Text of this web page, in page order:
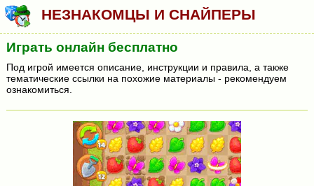
НЕЗНАКОМЦЫ И СНАЙПЕРЫ
Играть онлайн бесплатно
Под игрой имеется описание, инструкции и правила, а также
тематические ссылки на похожие материалы - рекомендуем
ознакомиться.